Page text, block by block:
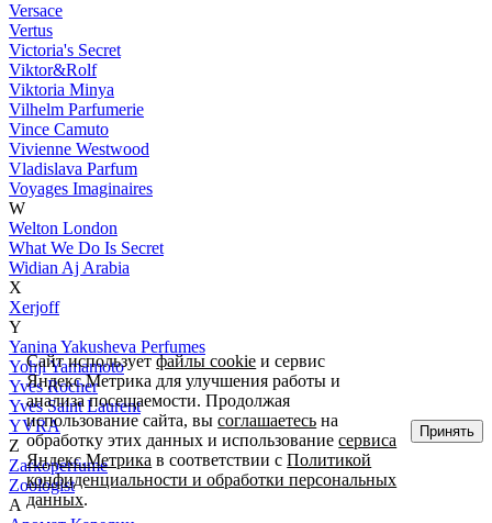
Versace
Vertus
Victoria's Secret
Viktor&Rolf
Viktoria Minya
Vilhelm Parfumerie
Vince Camuto
Vivienne Westwood
Vladislava Parfum
Voyages Imaginaires
W
Welton London
What We Do Is Secret
Widian Aj Arabia
X
Xerjoff
Y
Yanina Yakusheva Perfumes
Yohji Yamamoto
Yves Rocher
Yves Saint Laurent
YVRA
Z
Zarkoperfume
Zoologist
А
Сайт используетфайлы cookie и сервис
Яндекс.Метрика для улучшения работы и
анализа посещаемости. Продолжая
использование сайта, высоглашаетесь на
обработку этих данных и использованиесервиса
Яндекс.Метрика в соответствии сПолитикой
конфиденциальности и обработки персональных
данных.
Принять